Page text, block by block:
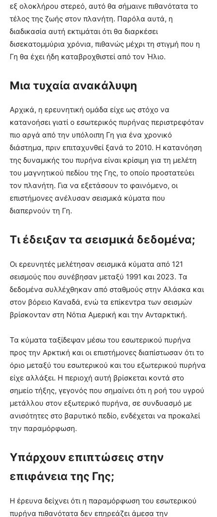
εξ ολοκλήρου στερεό, αυτό θα σήμαινε πιθανότατα το
τέλος της ζωής στον πλανήτη. Παρόλα αυτά, η
διαδικασία αυτή εκτιμάται ότι θα διαρκέσει
δισεκατομμύρια χρόνια, πιθανώς μέχρι τη στιγμή που η
Γη θα έχει ήδη καταβροχθιστεί από τον Ήλιο.
Μια τυχαία ανακάλυψη
Αρχικά, η ερευνητική ομάδα είχε ως στόχο να
κατανοήσει γιατί ο εσωτερικός πυρήνας περιστρεφόταν
πιο αργά από την υπόλοιπη Γη για ένα χρονικό
διάστημα, πριν επιταχυνθεί ξανά το 2010. Η κατανόηση
της δυναμικής του πυρήνα είναι κρίσιμη για τη μελέτη
του μαγνητικού πεδίου της Γης, το οποίο προστατεύει
τον πλανήτη. Για να εξετάσουν το φαινόμενο, οι
επιστήμονες ανέλυσαν σεισμικά κύματα που
διαπερνούν τη Γη.
Τι έδειξαν τα σεισμικά δεδομένα;
Οι ερευνητές μελέτησαν σεισμικά κύματα από 121
σεισμούς που συνέβησαν μεταξύ 1991 και 2023. Τα
δεδομένα συλλέχθηκαν από σταθμούς στην Αλάσκα και
στον βόρειο Καναδά, ενώ τα επίκεντρα των σεισμών
βρίσκονταν στη Νότια Αμερική και την Ανταρκτική.
Τα κύματα ταξίδεψαν μέσω του εσωτερικού πυρήνα
προς την Αρκτική και οι επιστήμονες διαπίστωσαν ότι το
όριο μεταξύ του εσωτερικού και του εξωτερικού πυρήνα
είχε αλλάξει. Η περιοχή αυτή βρίσκεται κοντά στο
σημείο τήξης, γεγονός που σημαίνει ότι η ροή του υγρού
μετάλλου στον εξωτερικό πυρήνα, σε συνδυασμό με
ανισότητες στο βαρυτικό πεδίο, ενδέχεται να προκαλεί
την παραμόρφωση.
Υπάρχουν επιπτώσεις στην
επιφάνεια της Γης;
Η έρευνα δείχνει ότι η παραμόρφωση του εσωτερικού
πυρήνα πιθανότατα δεν επηρεάζει άμεσα την